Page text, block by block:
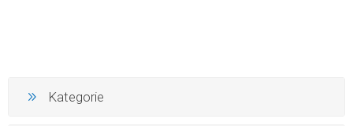
Kategorie